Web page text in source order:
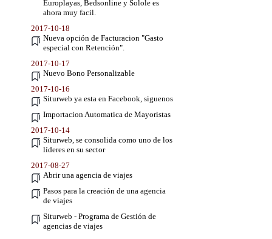
Europlayas, Bedsonline y Solole es
ahora muy facil.
2017-10-18
Nueva opción de Facturacion "Gasto
especial con Retención".
2017-10-17
Nuevo Bono Personalizable
2017-10-16
Siturweb ya esta en Facebook, siguenos
Importacion Automatica de Mayoristas
2017-10-14
Siturweb, se consolida como uno de los
líderes en su sector
2017-08-27
Abrir una agencia de viajes
Pasos para la creación de una agencia
de viajes
Siturweb - Programa de Gestión de
agencias de viajes